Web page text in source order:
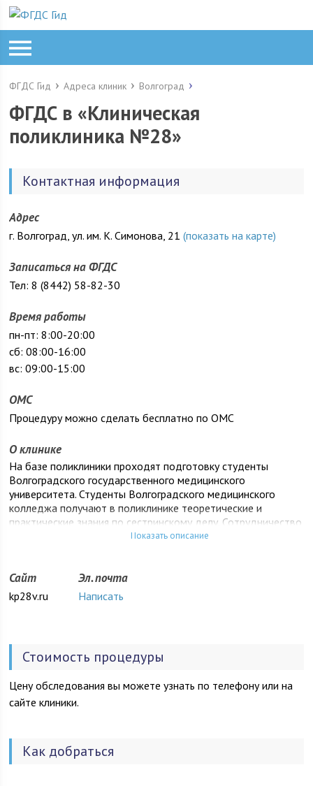
ФГДС Гид Адреса клиник Волгоград
ФГДС в «Клиническая
поликлиника №28»
Контактная информация
Адрес
г. Волгоград, ул. им. К. Симонова, 21(показать на карте)
Записаться на ФГДС
Тел: 8 (8442) 58-82-30
Время работы
пн-пт: 8:00-20:00
сб: 08:00-16:00
вс: 09:00-15:00
ОМС
Процедуру можно сделать бесплатно по ОМС
О клинике
На базе поликлиники проходят подготовку студенты
Волгоградского государственного медицинского
университета. Студенты Волгоградского медицинского
колледжа получают в поликлинике теоретические и
практические знания по сестринскому делу. Сотрудничество
коллектива ГУЗ «Клиническая поликлиника № 28» с
колледжа,позволяет повышать уровень знаний
медицинских работников на научно-практических
конференциях, проводимыми в поликлинике. Особое
профессиональное усовершенствование. Врачи и средние
медицинские работники аттестованы и имеют
старшие медицинские сестры отделений имеют
повышенный уровень образования.
Показать описание
Сайт
kp28v.ru
Эл. почта
Написать
Стоимость процедуры
Цену обследования вы можете узнать по телефону или на
сайте клиники.
Как добраться